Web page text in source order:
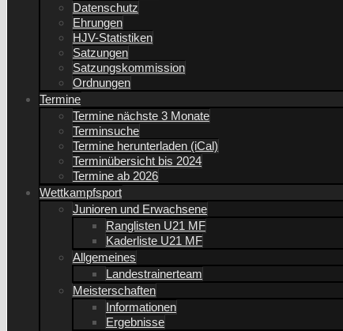
Datenschutz
Ehrungen
HJV-Statistiken
Satzungen
Satzungskommission
Ordnungen
Termine
Termine nächste 3 Monate
Terminsuche
Termine herunterladen (iCal)
Terminübersicht bis 2024
Termine ab 2026
Wettkampfsport
Junioren und Erwachsene
Ranglisten U21 MF
Kaderliste U21 MF
Allgemeines
Landestrainerteam
Meisterschaften
Informationen
Ergebnisse